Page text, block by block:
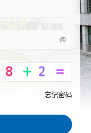
忘记密码